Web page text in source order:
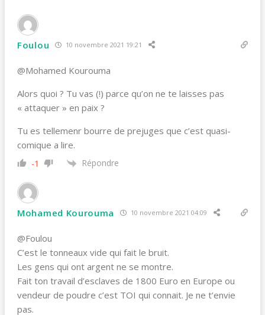
Foulou 10 novembre 2021 19:21
@Mohamed Kourouma
Alors quoi ? Tu vas (!) parce qu’on ne te laisses pas
« attaquer » en paix ?
Tu es tellemenr bourre de prejuges que c’est quasi-
comique a lire.
-1 Répondre
Mohamed Kourouma 10 novembre 2021 04:09
@Foulou
C’est le tonneaux vide qui fait le bruit.
Les gens qui ont argent ne se montre.
Fait ton travail d’esclaves de 1800 Euro en Europe ou
vendeur de poudre c’est TOI qui connait. Je ne t’envie
pas.